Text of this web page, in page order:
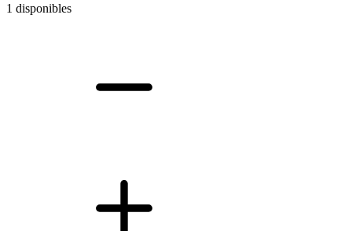
1 disponibles